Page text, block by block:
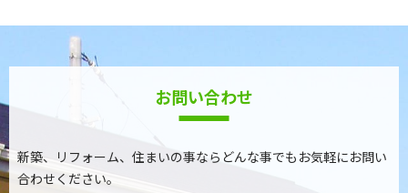
お問い合わせ
新築、リフォーム、住まいの事ならどんな事でもお気軽にお問い
合わせください。